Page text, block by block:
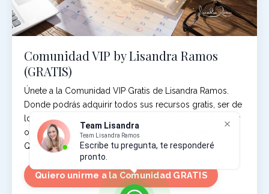
Team Lisandra
Team Lisandra Ramos
Escribe tu pregunta, te responderé
pronto.
Comunidad VIP by Lisandra Ramos
(GRATIS)
Únete a la Comunidad VIP Gratis de Lisandra Ramos.
Donde podrás adquirir todos sus recursos gratis, ser de
los primeros en conocer su nuevo contenido y adquirir
ofertas especiales en sus productos y servicios.. ✅
Quieres unirte a nuestra COMUNIDAD HOY.
Quiero unirme a la Comunidad GRATIS